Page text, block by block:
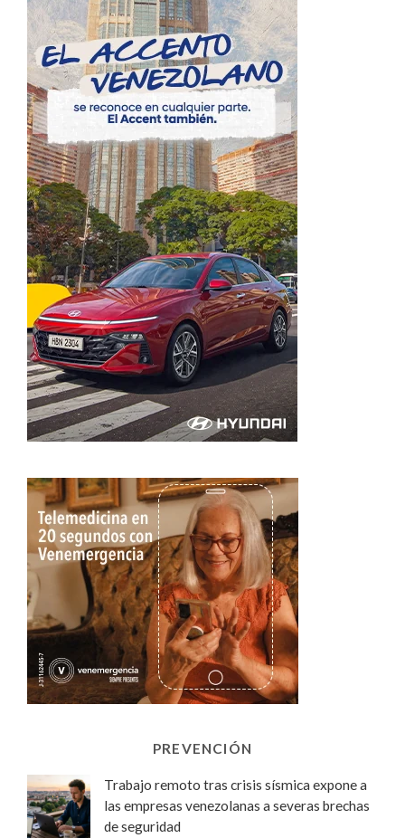
PREVENCIÓN
Trabajo remoto tras crisis sísmica expone a
las empresas venezolanas a severas brechas
de seguridad